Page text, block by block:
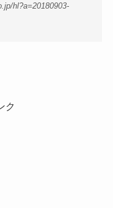
hl?a=20180903-
ク